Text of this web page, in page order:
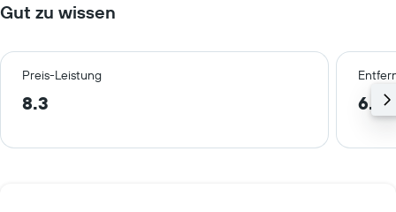
Gut zu wissen
Preis-Leistung
8.3 6.7